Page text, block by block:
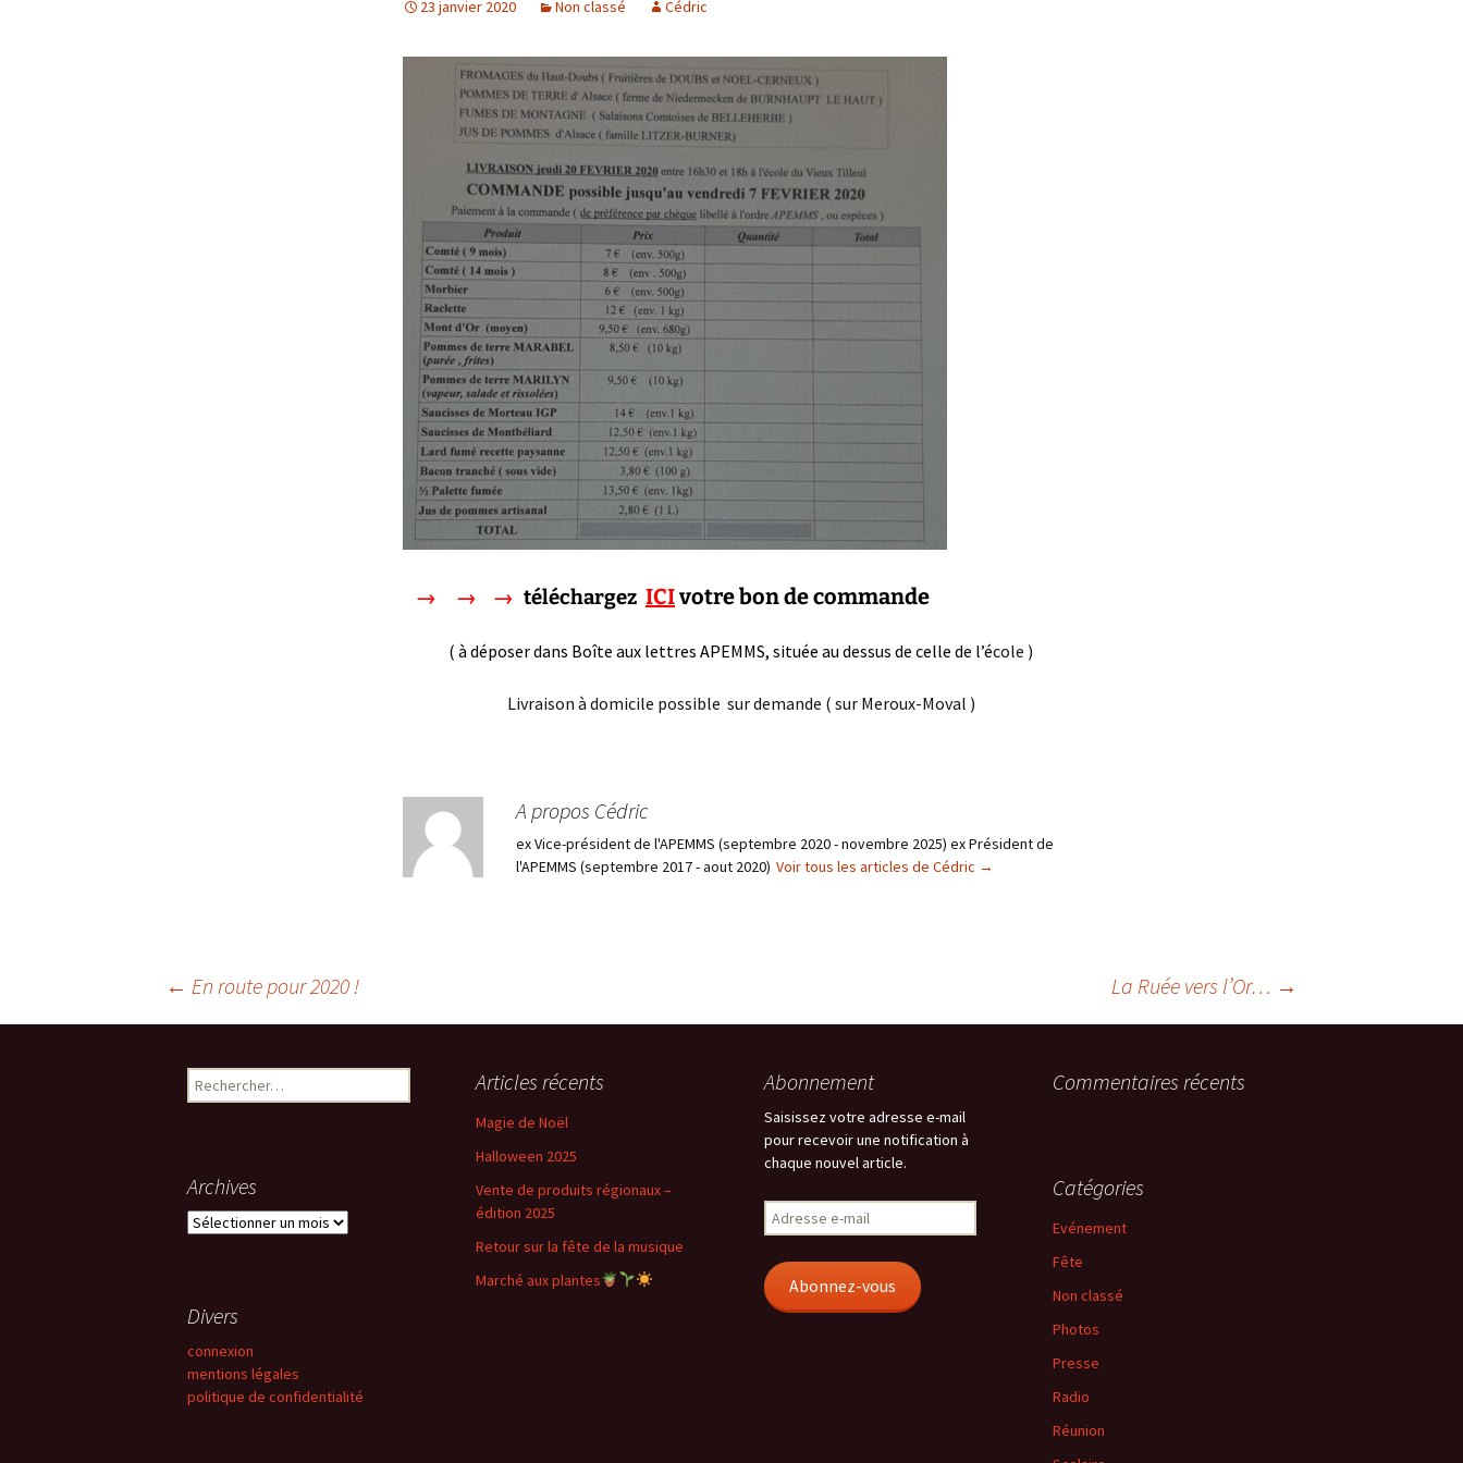
23 janvier 2020 Non classé Cédric
→ → → téléchargez ICIvotre bon de commande
( à déposer dans Boîte aux lettres APEMMS, située au dessus de celle de l’école )
Livraison à domicile possible sur demande ( sur Meroux-Moval )
A propos Cédric
ex Vice-président de l'APEMMS (septembre 2020 - novembre 2025) ex Président de
l'APEMMS (septembre 2017 - aout 2020) Voir tous les articles de Cédric →
Navigation
← En route pour 2020 ! La Ruée vers l’Or… →
Rechercher : Articles récents
Magie de Noël
Halloween 2025
Vente de produits régionaux –
édition 2025
Retour sur la fête de la musique
Marché aux plantes
Abonnement
Saisissez votre adresse e-mail
pour recevoir une notification à
chaque nouvel article.
Adresse
e-
Abonnez-vous
Commentaires récents
Archives
Archives
Catégories
Evénement
Fête
Non classé
Photos
Presse
Radio
Réunion
Divers
connexion
mentions légales
politique de confidentialité